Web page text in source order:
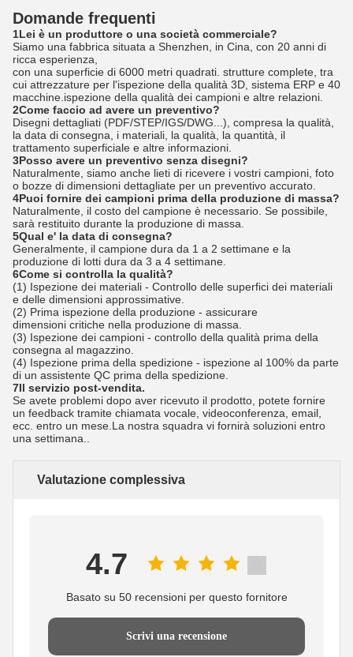
Domande frequenti
1Lei è un produttore o una società commerciale?
Siamo una fabbrica situata a Shenzhen, in Cina, con 20 anni di
ricca esperienza,
con una superficie di 6000 metri quadrati. strutture complete, tra
cui attrezzature per l'ispezione della qualità 3D, sistema ERP e 40
macchine.ispezione della qualità dei campioni e altre relazioni.
2Come faccio ad avere un preventivo?
Disegni dettagliati (PDF/STEP/IGS/DWG...), compresa la qualità,
la data di consegna, i materiali, la qualità, la quantità, il
trattamento superficiale e altre informazioni.
3Posso avere un preventivo senza disegni?
Naturalmente, siamo anche lieti di ricevere i vostri campioni, foto
o bozze di dimensioni dettagliate per un preventivo accurato.
4Puoi fornire dei campioni prima della produzione di massa?
Naturalmente, il costo del campione è necessario. Se possibile,
sarà restituito durante la produzione di massa.
5Qual e' la data di consegna?
Generalmente, il campione dura da 1 a 2 settimane e la
produzione di lotti dura da 3 a 4 settimane.
6Come si controlla la qualità?
(1) Ispezione dei materiali - Controllo delle superfici dei materiali
e delle dimensioni approssimative.
(2) Prima ispezione della produzione - assicurare
dimensioni critiche nella produzione di massa.
(3) Ispezione dei campioni - controllo della qualità prima della
consegna al magazzino.
(4) Ispezione prima della spedizione - ispezione al 100% da parte
di un assistente QC prima della spedizione.
7Il servizio post-vendita.
Se avete problemi dopo aver ricevuto il prodotto, potete fornire
un feedback tramite chiamata vocale, videoconferenza, email,
ecc. entro un mese.La nostra squadra vi fornirà soluzioni entro
una settimana..
Valutazione complessiva
4.7
Basato su 50 recensioni per questo fornitore
Scrivi una recensione